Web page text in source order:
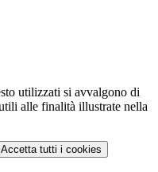
utilizzati si avvalgono di
alle finalità illustrate nella
Accetta tutti i cookies